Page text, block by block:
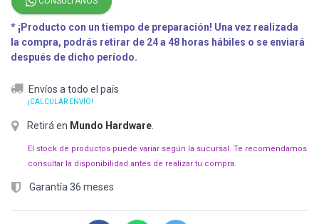
* ¡Producto con un tiempo de preparación! Una vez realizada
la compra, podrás retirar de 24 a 48 horas hábiles o se enviará
después de dicho período.
Envíos a todo el país
¡CALCULAR ENVÍO!
Retirá en Mundo Hardware
El stock de productos puede variar según la sucursal. Te recomendamos
consultar la disponibilidad antes de realizar tu compra.
Garantía 36 meses